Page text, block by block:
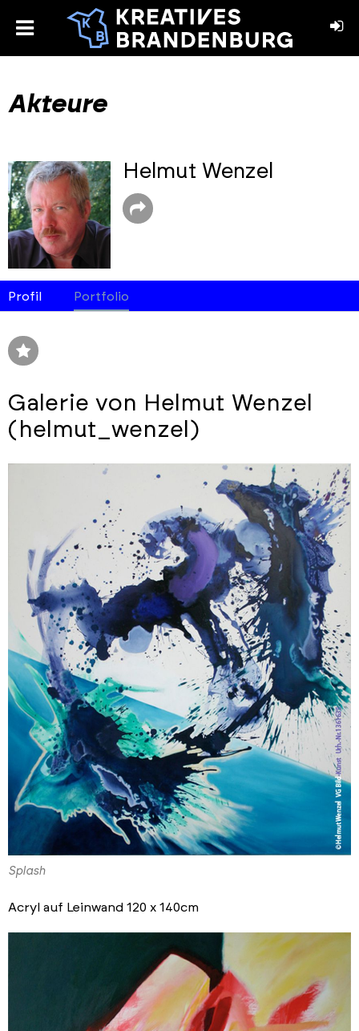
toggle
Akteure
Helmut Wenzel
Profil Portfolio
Galerie von Helmut Wenzel
(helmut_wenzel)
Splash
Acryl auf Leinwand 120 x 140cm